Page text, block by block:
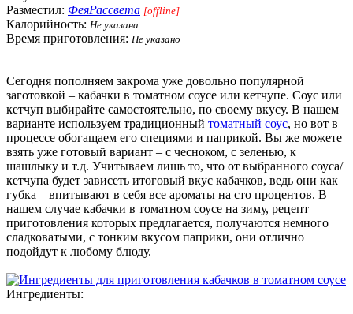
Разместил: ФеяРассвета [offline]
Калорийность: Не указана
Время приготовления: Не указано
Сегодня пополняем закрома уже довольно популярной
заготовкой – кабачки в томатном соусе или кетчупе. Соус или
кетчуп выбирайте самостоятельно, по своему вкусу. В нашем
варианте используем традиционный томатный соус, но вот в
процессе обогащаем его специями и паприкой. Вы же можете
взять уже готовый вариант – с чесноком, с зеленью, к
шашлыку и т.д. Учитываем лишь то, что от выбранного соуса/
кетчупа будет зависеть итоговый вкус кабачков, ведь они как
губка – впитывают в себя все ароматы на сто процентов. В
нашем случае кабачки в томатном соусе на зиму, рецепт
приготовления которых предлагается, получаются немного
сладковатыми, с тонким вкусом паприки, они отлично
подойдут к любому блюду.
Ингредиенты: